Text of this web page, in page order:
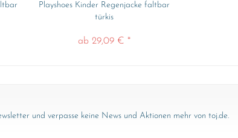
Playshoes Kinder Regenjacke faltbar
türkis
ab 29,09 € *
und verpasse keine News und Aktionen mehr von toj.de.